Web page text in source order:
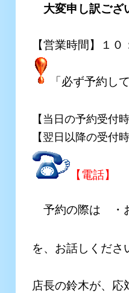
大変申し訳ござ
【営業時間】１
「必ず予約し
【当日の予約受
【翌日以降の受
【電話】
予約の際は ・
を、お話しくださ
店長の鈴木が、応